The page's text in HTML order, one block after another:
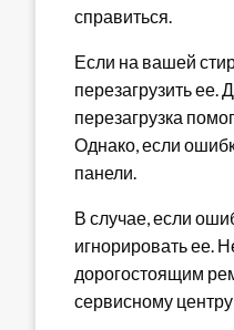
справиться.
Если на вашей
перезагрузить ее.
перезагрузка
Однако, если
панели.
В случае, если
игнорировать ее.
дорогостоящим
сервисному